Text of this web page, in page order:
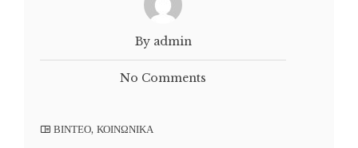
By admin
No Comments
ΒΙΝΤΕΟ, ΚΟΙΝΩΝΙΚΑ